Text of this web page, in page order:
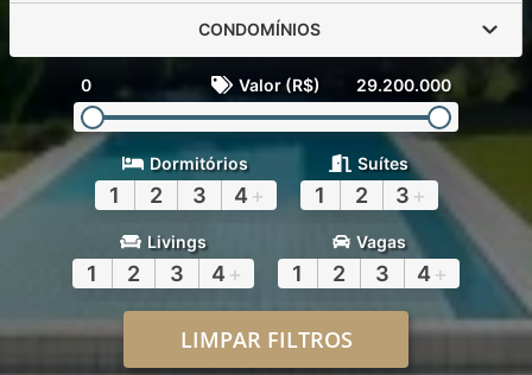
CONDOMÍNIOS
0 Valor (R$) 29.200.000
Dormitórios
1 2 3 4 +
Suítes
1 2 3 +
Livings
1 2 3 4 +
Vagas
1 2 3 4 +
LIMPAR FILTROS